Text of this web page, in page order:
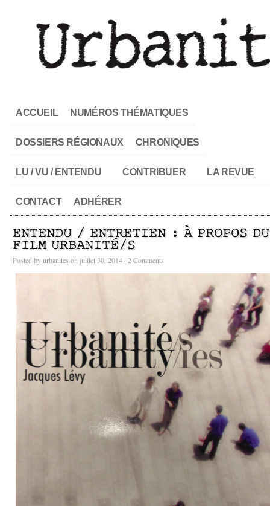
ACCUEIL NUMÉROS THÉMATIQUES
DOSSIERS RÉGIONAUX CHRONIQUES
LU / VU / ENTENDU CONTRIBUER LA REVUE
CONTACT ADHÉRER
ENTENDU / ENTRETIEN : À PROPOS DU
FILM URBANITÉ/S
Posted byurbanites on juillet 30, 2014 · 2 Comments